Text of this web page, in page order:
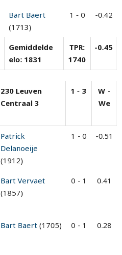
Bart Baert
(1713)
1 - 0 -0.42
Gemiddelde
elo: 1831
TPR:
1740
-0.45
230 Leuven
Centraal 3
1 - 3
W -
We
Patrick
Delanoeije
(1912)
1 - 0 -0.51
Bart Vervaet
(1857)
0 - 1 0.41
Bart Baert (1705) 0 - 1 0.28